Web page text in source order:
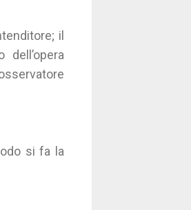
il
si fa la